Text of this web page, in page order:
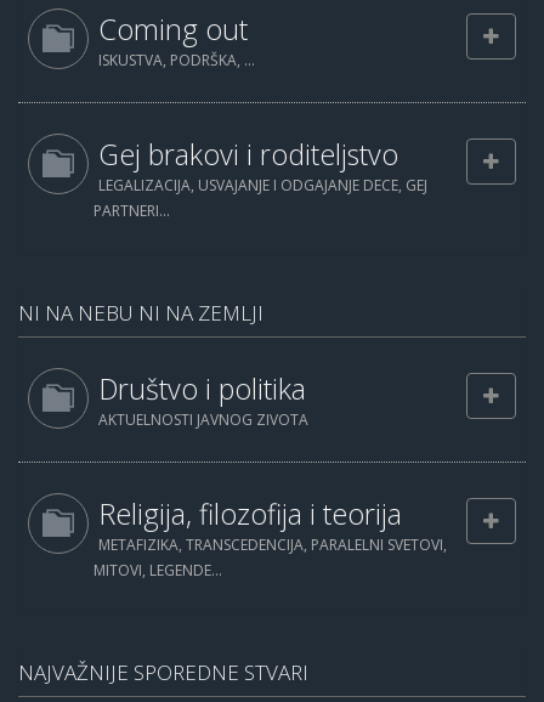
Coming out
ISKUSTVA, PODRŠKA, ...
Gej brakovi i roditeljstvo
LEGALIZACIJA, USVAJANJE I ODGAJANJE DECE, GEJ
PARTNERI...
NI NA NEBU NI NA ZEMLJI
Društvo i politika
AKTUELNOSTI JAVNOG ZIVOTA
Religija, filozofija i teorija
METAFIZIKA, TRANSCEDENCIJA, PARALELNI SVETOVI,
MITOVI, LEGENDE...
NAJVAŽNIJE SPOREDNE STVARI